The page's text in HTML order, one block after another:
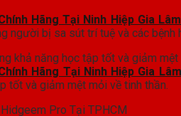
Hãng Tại Ninh Hiệp Gia Lâm
người bị sa sút trí tuệ và các bệnh
Hãng Tại Ninh Hiệp Gia Lâm
tốt và giảm mệt mỏi về tinh thần.